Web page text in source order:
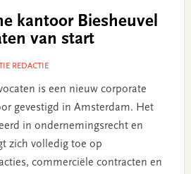
kantoor Biesheuvel
van start
REDACTIE
is een nieuw corporate
gevestigd in Amsterdam. Het
in ondernemingsrecht en
zich volledig toe op
commerciële contracten en